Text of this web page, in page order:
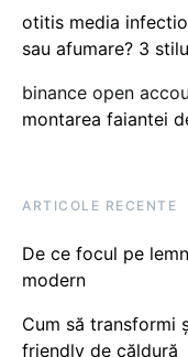
otitis media
sau afumare? 3
binance open
montarea faiantei
ARTICOLE RECENTE
De ce focul pe
modern
Cum să transformi
friendly de căldură